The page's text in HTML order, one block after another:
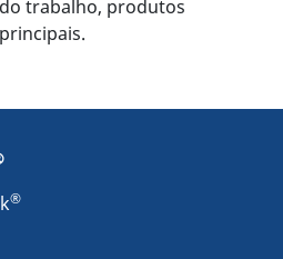
trabalho, produtos
®